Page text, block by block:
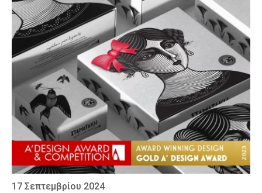
17 Σεπτεμβρίου 2024